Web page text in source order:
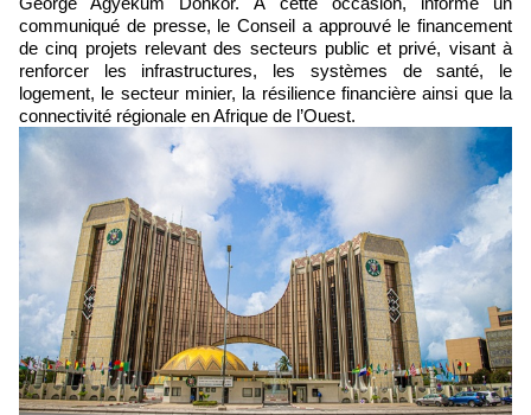
communiqué de presse, le Conseil a approuvé le financement
de cinq projets relevant des secteurs public et privé, visant à
renforcer les infrastructures, les systèmes de santé, le
logement, le secteur minier, la résilience financière ainsi que la
connectivité régionale en Afrique de l’Ouest.